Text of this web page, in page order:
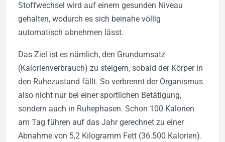
Stoffwechsel wird auf einem gesunden Niveau
gehalten, wodurch es sich beinahe völlig
automatisch abnehmen lässt.
Das Ziel ist es nämlich, den Grundumsatz
(Kalorienverbrauch) zu steigern, sobald der Körper in
den Ruhezustand fällt. So verbrennt der Organismus
also nicht nur bei einer sportlichen Betätigung,
sondern auch in Ruhephasen. Schon 100 Kalorien
am Tag führen auf das Jahr gerechnet zu einer
Abnahme von 5,2 Kilogramm Fett (36.500 Kalorien).